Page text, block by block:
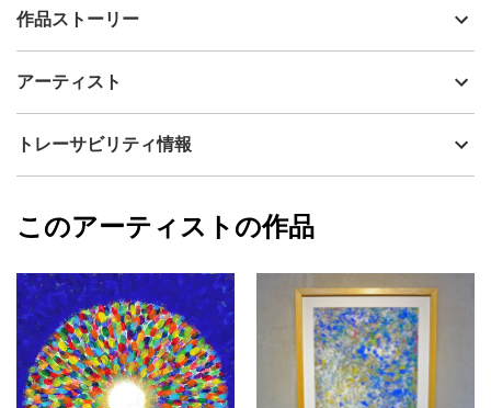
出品者
制作年
アクリル
カラー
オレンジ
配送目安
二週間以内
作品ストーリー
絵画を飾る空間を浄化する絵画です。
深くには光のエネルギーが潜んでいる。
光のエネルギーはどんな世界でも創り出せる。
とてもパワフルな力を持つ。
光のエネルギーは、人それぞれの生まれ持つ個性や、その人の顕
在意識に包みこまれて、その人自身を創り出す。
それぞれの世界を創り出す。
私達人間は、本質的には純粋に光輝く光のエネルギーである。
大いなる存在に感謝を込めて、このエネルギーシリーズを製作し
ました。
アーティスト
高橋敦
フォローする
トレーサビリティ情報
高橋敦
このアーティストの作品